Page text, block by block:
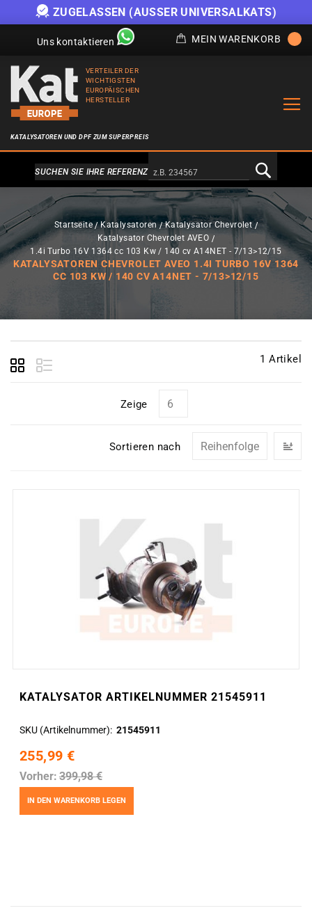
ZUGELASSEN (AUSSER UNIVERSALKATS)
Uns kontaktieren MEIN WARENKORB
VERTEILER DER
WICHTIGSTEN
EUROPÄISCHEN
HERSTELLER
KATALYSATOREN UND DPF ZUM SUPERPREIS
Alternativa a Doofinder
SUCHEN SIE IHRE REFERENZ
Startseite Katalysatoren
Katalysator Chevrolet
Katalysator Chevrolet AVEO
1.4i Turbo 16V 1364 cc 103 Kw / 140 cv A14NET - 7/13>12/15
KATALYSATOREN CHEVROLET AVEO 1.4I TURBO 16V 1364
CC 103 KW / 140 CV A14NET - 7/13>12/15
1 Artikel
Zeige
Sortieren nach
KATALYSATOR ARTIKELNUMMER 21545911
SKU (Artikelnummer) 21545911
255,99 €
Vorher: 399,98 €
IN DEN WARENKORB LEGEN